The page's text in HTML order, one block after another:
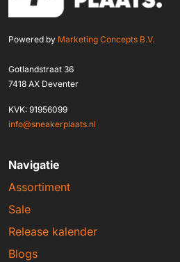
Powered by Marketing Concepts B.V.
Gotlandstraat 36
7418 AX Deventer
KVK: 91956099
info@sneakerplaats.nl
Navigatie
Assortiment
Sale
Release kalender
Blogs